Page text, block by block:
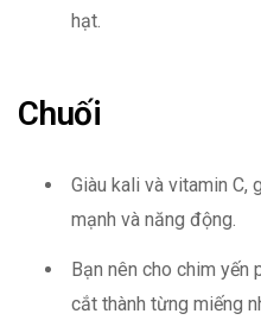
hạt.
Chuối
Giàu kali và vitamin C,
mạnh và năng động.
Bạn nên cho chim yến
cắt thành từng miếng